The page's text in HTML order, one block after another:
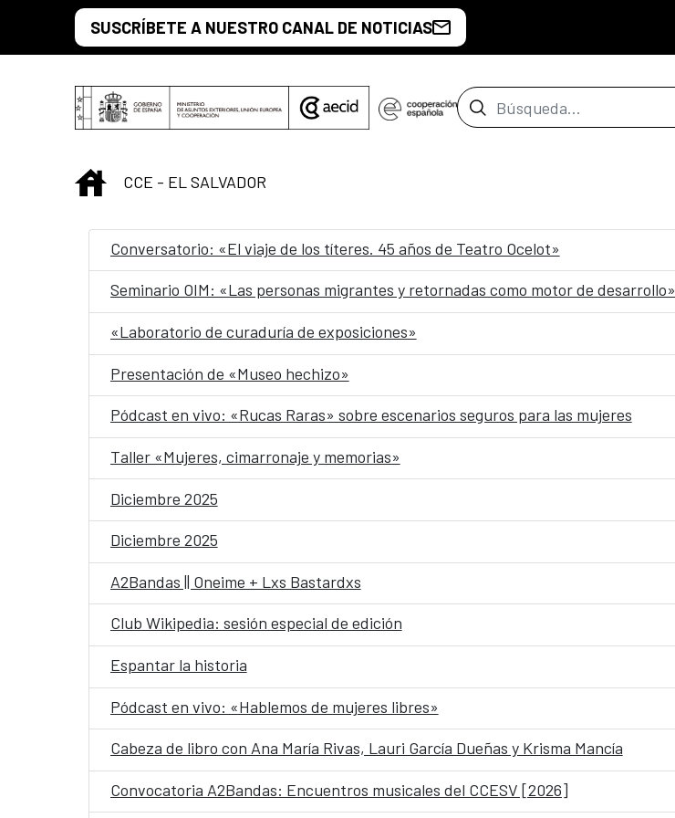
Saltar al contenido principal
SUSCRÍBETE A NUESTRO CANAL DE NOTICIAS
Barra de búsqueda
INICIO
CCE - EL SALVADOR
Conversatorio: «El viaje de los títeres. 45 años de Teatro Ocelot»
Seminario OIM: «Las personas migrantes y retornadas como motor de desarrollo»
«Laboratorio de curaduría de exposiciones»
Presentación de «Museo hechizo»
Pódcast en vivo: «Rucas Raras» sobre escenarios seguros para las mujeres
Taller «Mujeres, cimarronaje y memorias»
Diciembre 2025
Diciembre 2025
A2Bandas || Oneime + Lxs Bastardxs
Club Wikipedia: sesión especial de edición
Espantar la historia
Pódcast en vivo: «Hablemos de mujeres libres»
Cabeza de libro con Ana María Rivas, Lauri García Dueñas y Krisma Mancía
Convocatoria A2Bandas: Encuentros musicales del CCESV [2026]